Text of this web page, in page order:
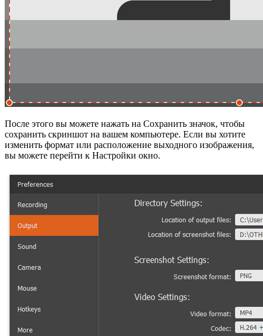
После этого вы можете нажать на Сохранить значок, чтобы
сохранить скриншот на вашем компьютере. Если вы хотите
изменить формат или расположение выходного изображения,
вы можете перейти к Настройки окно.